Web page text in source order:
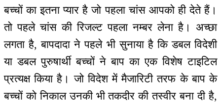
बच्चों का इतना प्यार है जो पहला चांस आपको ही देते हैं।
तो पहले चांस की रिजल्ट पहला नम्बर लेना है। अच्छा
लगता है, बापदादा ने पहले भी सुनाया है कि डबल विदेशी
या डबल पुरुषार्थी बच्चों ने बाप का एक विशेष टाइटिल
प्रत्यक्ष किया है। जो विदेश में मैजारिटी तरफ के बाप के
बच्चों को निकाल उनकी भी तकदीर की तस्वीर बना दी है,